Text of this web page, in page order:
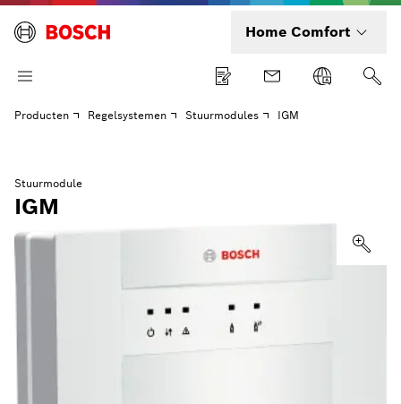
Home Comfort
Producten Regelsystemen Stuurmodules IGM
Stuurmodule
IGM